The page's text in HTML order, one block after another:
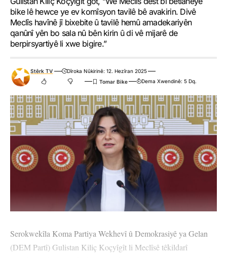
bike lê hewce ye ev komîsyon tavilê bê avakirin. Divê
Meclîs havînê jî bixebite û tavilê hemû amadekariyên
qanûnî yên bo sala nû bên kirin û di vê mijarê de
berpirsyartiyê li xwe bigire.”
Stêrk TV
Dîroka Nûkirinê: 12. Hezîran 2025
Dema Xwendinê: 5 Dq.
Serokwekîla Koma Partiya Wekhevî û Demokrasiyê ya Gelan
(DEM Partî) Gulistan Kiliç Koçyîgît li Meclîsê têkildarî